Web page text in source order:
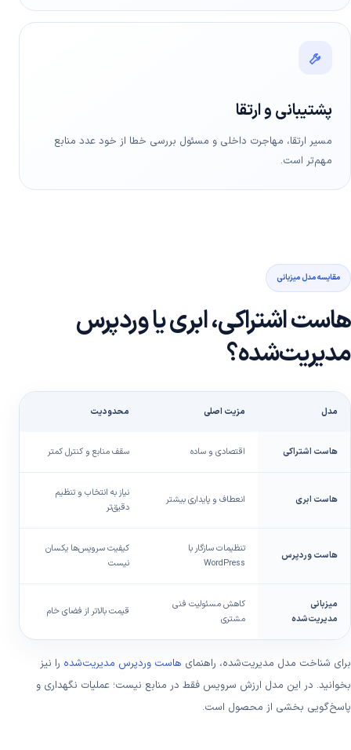
پشتیبانی و ارتقا
مسیر ارتقا، مهاجرت داخلی و مسئول بررسی خطا از خود عدد منابع
مهم‌تر است.
مقایسه مدل میزبانی
هاست اشتراکی، ابری یا وردپرس
مدیریت‌شده؟
مدل مزیت اصلی محدودیت
هاست اشتراکی اقتصادی و ساده سقف منابع و کنترل کمتر
هاست ابری انعطاف و پایداری بیشتر
نیاز به انتخاب و تنظیم
دقیق‌تر
هاست وردپرس
تنظیمات سازگار با
WordPress
کیفیت سرویس‌ها یکسان
نیست
میزبانی
مدیریت‌شده
کاهش مسئولیت فنی
مشتری
قیمت بالاتر از فضای خام
برای شناخت مدل مدیریت‌شده، راهنمای هاست وردپرس مدیریت‌شده را نیز
بخوانید. در این مدل ارزش سرویس فقط در منابع نیست؛ عملیات نگهداری و
پاسخ‌گویی بخشی از محصول است.